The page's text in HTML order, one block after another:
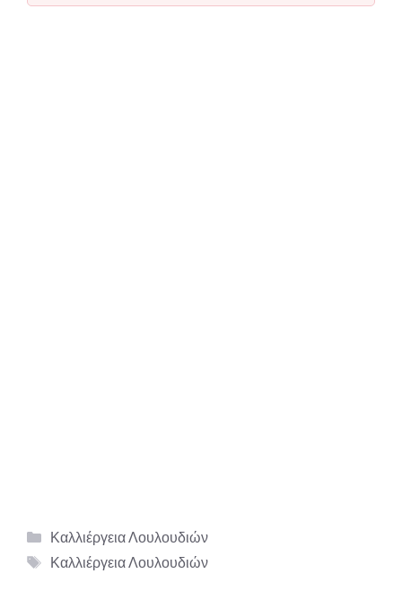
Κατηγορίες
Καλλιέργεια Λουλουδιών
Ετικέτες
Καλλιέργεια Λουλουδιών